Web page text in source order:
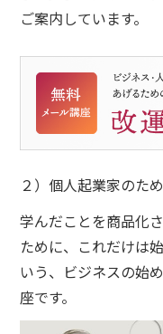
ご案内しています。
２）個人起業家のた
学んだことを商品化
ために、これだけは
いう、ビジネスの始
座です。